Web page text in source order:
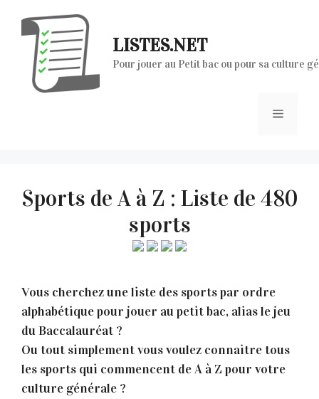
contenu
LISTES.NET
Pour jouer au Petit bac ou pour sa culture
Menu
Sports de A à Z : Liste de 480
sports
Vous cherchez une liste des sports par ordre
alphabétique pour jouer au petit bac, alias le jeu
du Baccalauréat ?
Ou tout simplement vous voulez connaitre tous
les sports qui commencent de A à Z pour votre
culture générale ?